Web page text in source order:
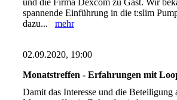
spannende Einführung in die t:slim
dazu... mehr
02.09.2020, 19:00
Monatstreffen - Erfahrungen mit
Damit das Interesse und die Beteiligung